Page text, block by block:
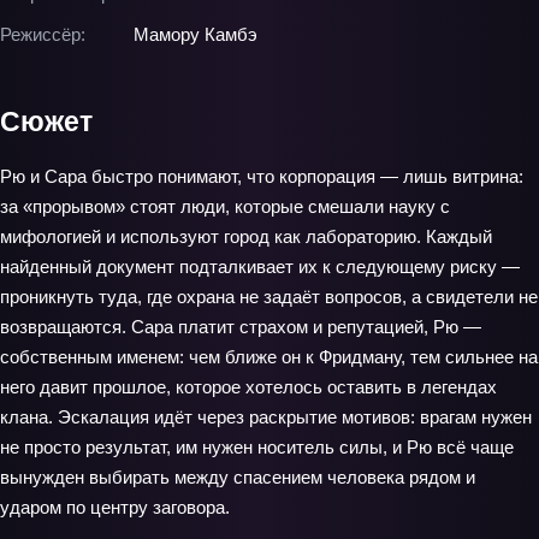
Режиссёр:
Мамору Камбэ
Сюжет
Рю и Сара быстро понимают, что корпорация — лишь витрина:
за «прорывом» стоят люди, которые смешали науку с
мифологией и используют город как лабораторию. Каждый
найденный документ подталкивает их к следующему риску —
проникнуть туда, где охрана не задаёт вопросов, а свидетели не
возвращаются. Сара платит страхом и репутацией, Рю —
собственным именем: чем ближе он к Фридману, тем сильнее на
него давит прошлое, которое хотелось оставить в легендах
клана. Эскалация идёт через раскрытие мотивов: врагам нужен
не просто результат, им нужен носитель силы, и Рю всё чаще
вынужден выбирать между спасением человека рядом и
ударом по центру заговора.